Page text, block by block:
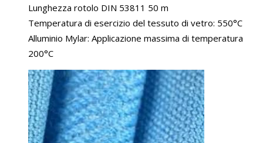
Lunghezza rotolo DIN 53811 50 m
Temperatura di esercizio del tessuto di vetro: 550°C
Alluminio Mylar: Applicazione massima di temperatura
200°C